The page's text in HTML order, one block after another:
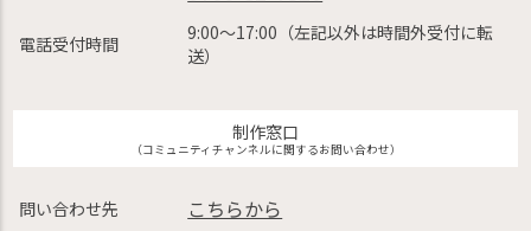
電話受付時間
9:00〜17:00（左記以外は時間外受付に転
送）
制作窓口
（コミュニティチャンネルに関するお問い合わせ）
問い合わせ先 こちらから